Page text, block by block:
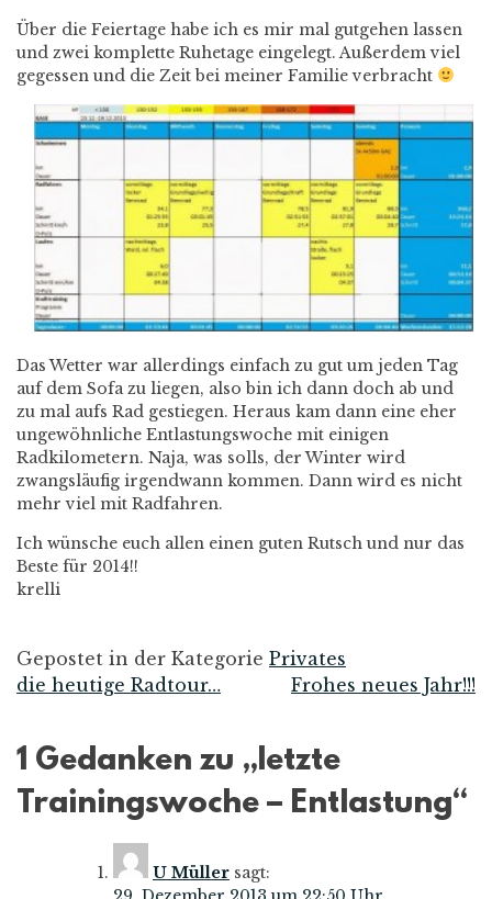
Über die Feiertage habe ich es mir mal gutgehen lassen
und zwei komplette Ruhetage eingelegt. Außerdem viel
gegessen und die Zeit bei meiner Familie verbracht
Das Wetter war allerdings einfach zu gut um jeden Tag
auf dem Sofa zu liegen, also bin ich dann doch ab und
zu mal aufs Rad gestiegen. Heraus kam dann eine eher
ungewöhnliche Entlastungswoche mit einigen
Radkilometern. Naja, was solls, der Winter wird
zwangsläufig irgendwann kommen. Dann wird es nicht
mehr viel mit Radfahren.
Ich wünsche euch allen einen guten Rutsch und nur das
Beste für 2014!!
krelli
Gepostet in der Kategorie Privates
Navigation
die heutige Radtour… Frohes neues Jahr!!!
1 Gedanken zu „letzte
Trainingswoche – Entlastung“
U Müller sagt: